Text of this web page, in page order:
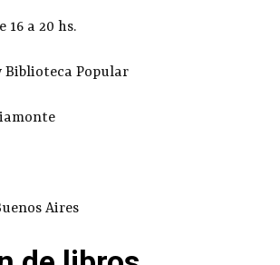
16 a 20 hs.
Popular
Aires